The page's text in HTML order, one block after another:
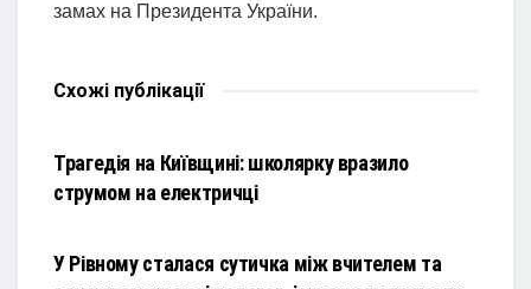
замах на Президента України.
Схожі публікації
Трагедія на Київщині: школярку вразило
струмом на електричці
У Рівному сталася сутичка між вчителем та